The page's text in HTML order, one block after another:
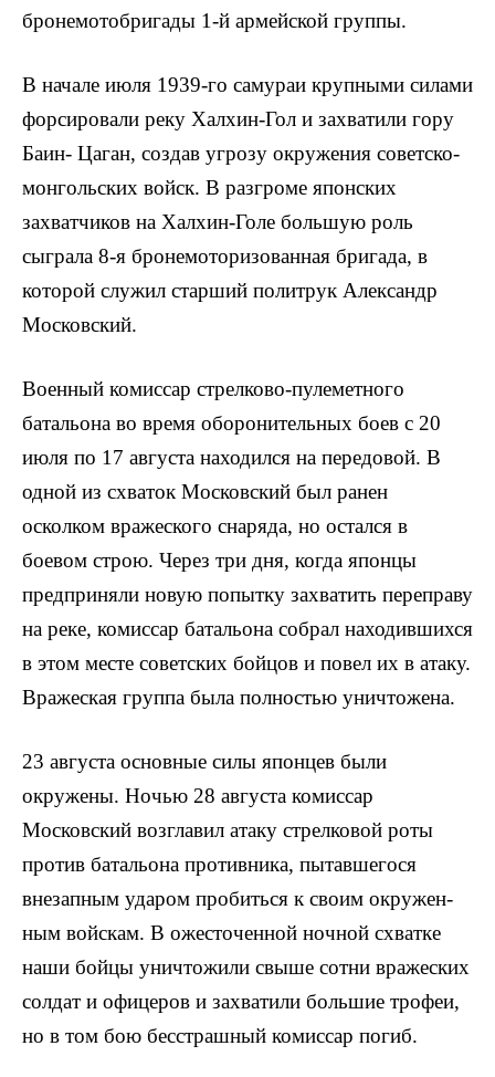
бронемотобригады 1-й армейской группы.
В начале июля 1939-го самураи крупными силами
форсировали реку Халхин-Гол и захватили гору
Баин- Цаган, создав угрозу окружения советско-
монгольских войск. В разгроме японских
захватчиков на Халхин-Голе большую роль
сыграла 8-я бронемоторизованная брига­да, в
которой служил старший политрук Александр
Мос­ковский.
Военный комиссар стрелково-пулеметного
батальона во время оборонительных боев с 20
июля по 17 августа находился на передовой. В
одной из схваток Московский был ранен
осколком вражеского снаряда, но остался в
боевом строю. Через три дня, когда японцы
предпри­няли новую попытку захватить переправу
на реке, ко­миссар батальона собрал находившихся
в этом месте советских бойцов и повел их в атаку.
Вражеская группа была полностью уничтожена.
23 августа основные силы японцев были
окружены. Ночью 28 августа комиссар
Московский возглавил атаку стрелковой роты
против батальона противника, пытав­шегося
внезапным ударом пробиться к своим окружен­
ным войскам. В ожесточенной ночной схватке
наши бойцы уничтожили свыше сотни вражеских
солдат и офицеров и захватили большие трофеи,
но в том бою бесстрашный комиссар погиб.